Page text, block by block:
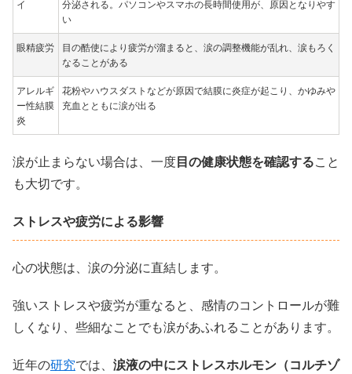
イ
分泌される。パソコンやスマホの長時間使用が、原因となりやす
い
眼精疲労
目の酷使により疲労が溜まると、涙の調整機能が乱れ、涙もろく
なることがある
アレルギ
ー性結膜
炎
花粉やハウスダストなどが原因で結膜に炎症が起こり、かゆみや
充血とともに涙が出る
涙が止まらない場合は、一度目の健康状態を確認すること
も大切です。
ストレスや疲労による影響
心の状態は、涙の分泌に直結します。
強いストレスや疲労が重なると、感情のコントロールが難
しくなり、些細なことでも涙があふれることがあります。
近年の研究では、 涙液の中にストレスホルモン（コルチゾ